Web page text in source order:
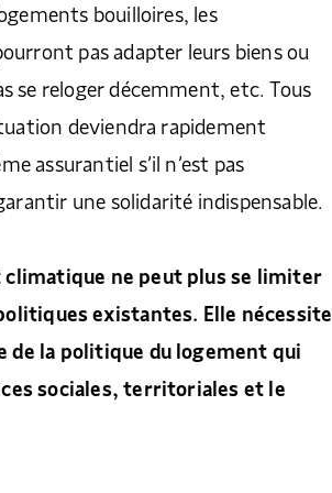
bouilloires, les
pas adapter leurs biens ou
se reloger décemment, etc. Tous
deviendra rapidement
assurantiel s’il n’est pas
une solidarité indispensable.
climatique ne peut plus se limiter
existantes. Elle nécessite
la politique du logement qui
sociales, territoriales et le